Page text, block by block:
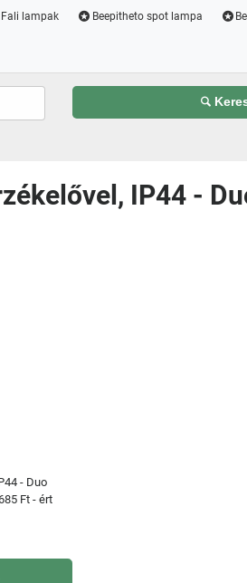
Fali lampak Beepitheto spot lampa
IP44 -
- Duo
Ft - ért